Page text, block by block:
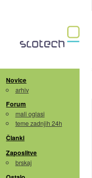
Novice
arhiv
Forum
mali oglasi
teme zadnjih 24h
Članki
Zaposlitve
brskaj